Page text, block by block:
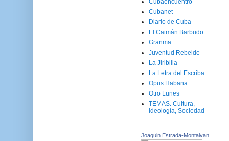
Cubaencuentro
Cubanet
Diario de Cuba
El Caimán Barbudo
Granma
Juventud Rebelde
La Jiribilla
La Letra del Escriba
Opus Habana
Otro Lunes
TEMAS. Cultura,
Ideología, Sociedad
Joaquin Estrada-Montalvan